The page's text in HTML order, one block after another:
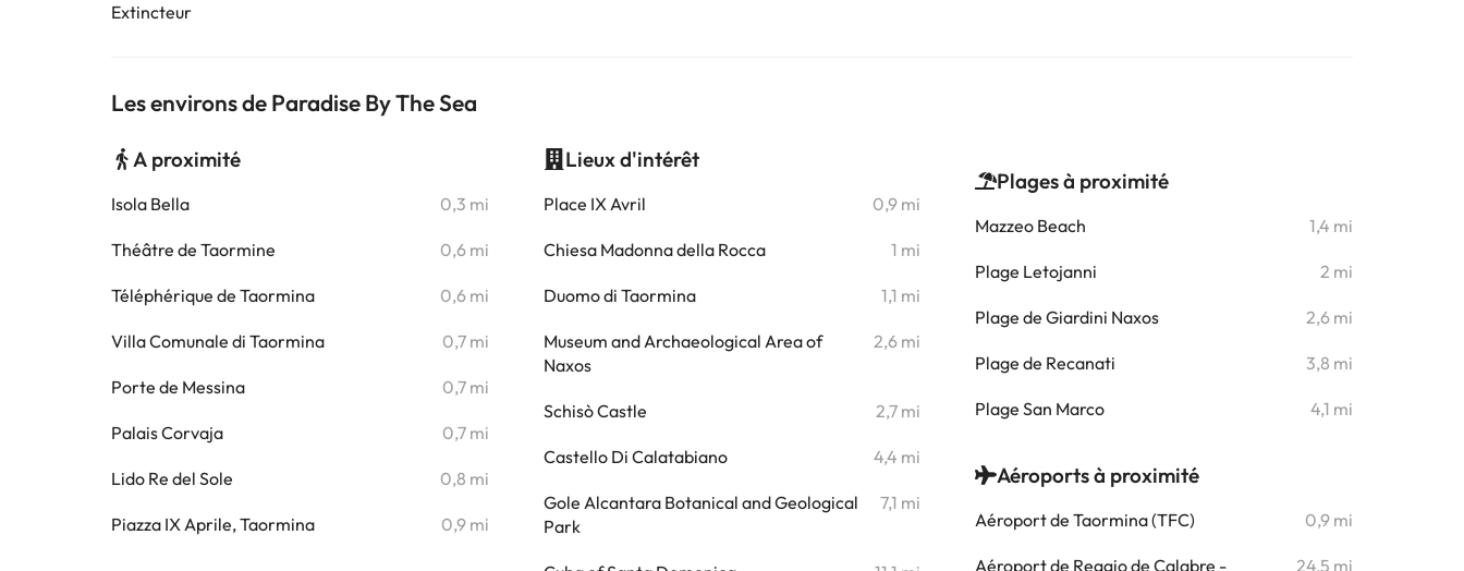
Extincteur
Les environs de Paradise By The Sea
A proximité
Isola Bella 0,3 mi
Théâtre de Taormine 0,6 mi
Téléphérique de Taormina 0,6 mi
Villa Comunale di Taormina 0,7 mi
Porte de Messina 0,7 mi
Palais Corvaja 0,7 mi
Lido Re del Sole 0,8 mi
Piazza IX Aprile, Taormina 0,9 mi
Lieux d'intérêt
Place IX Avril 0,9 mi
Chiesa Madonna della Rocca 1 mi
Duomo di Taormina 1,1 mi
Museum and Archaeological Area of
Naxos
2,6 mi
Schisò Castle 2,7 mi
Castello Di Calatabiano 4,4 mi
Gole Alcantara Botanical and Geological
Park
7,1 mi
Plages à proximité
Mazzeo Beach 1,4 mi
Plage Letojanni 2 mi
Plage de Giardini Naxos 2,6 mi
Plage de Recanati 3,8 mi
Plage San Marco 4,1 mi
Aéroports à proximité
Aéroport de Taormina (TFC) 0,9 mi
Aéroport de Reggio de Calabre -
24,5 mi